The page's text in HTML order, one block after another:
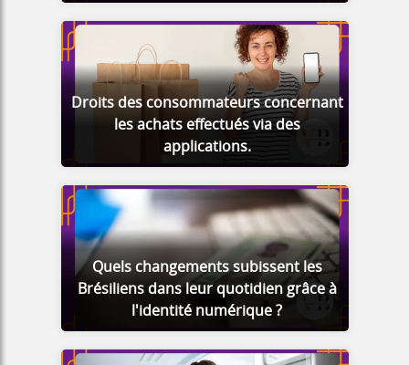
Droits des consommateurs concernant
les achats effectués via des
applications.
Quels changements subissent les
Brésiliens dans leur quotidien grâce à
l'identité numérique ?